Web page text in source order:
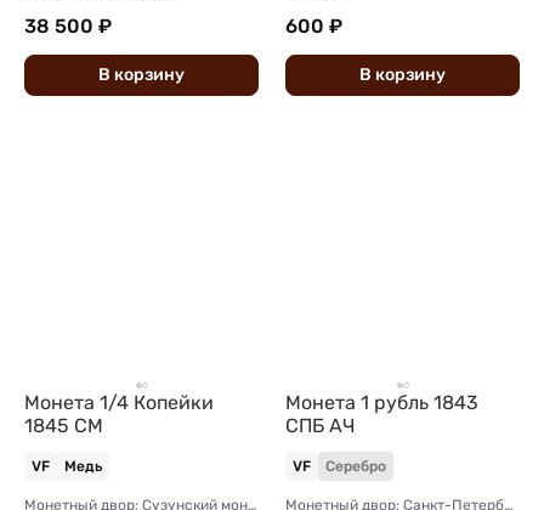
38 500 ₽
В корзину
600 ₽
В корзину
Монета 1/4 Копейки
1845 СМ
VF Медь
Монетный двор: Сузунский монетный двор (Сибирь)
Монета 1 рубль 1843
СПБ АЧ
VF Серебро
Монетный двор: Санкт-Петербургский монетный двор